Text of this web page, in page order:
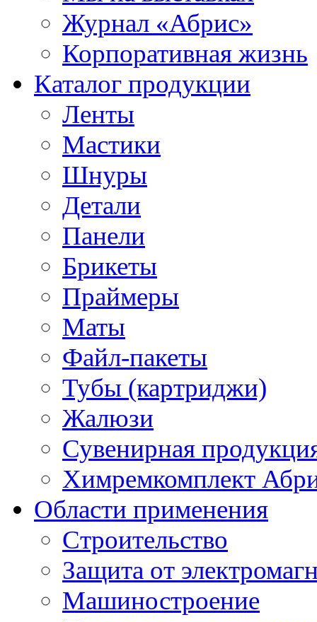
Журнал «Абрис»
Корпоративная жизнь
Каталог продукции
Ленты
Мастики
Шнуры
Детали
Панели
Брикеты
Праймеры
Маты
Файл-пакеты
Тубы (картриджи)
Жалюзи
Сувенирная
Химремкомплект
Области применения
Строительство
Защита от
Машиностроение